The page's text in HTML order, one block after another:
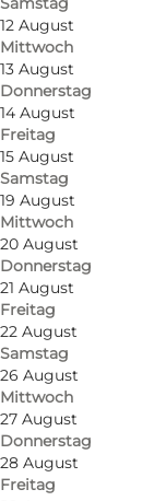
12 August
Mittwoch
13 August
Donnerstag
14 August
Freitag
15 August
Samstag
19 August
Mittwoch
20 August
Donnerstag
21 August
Freitag
22 August
Samstag
26 August
Mittwoch
27 August
Donnerstag
28 August
Freitag
Fra Denise